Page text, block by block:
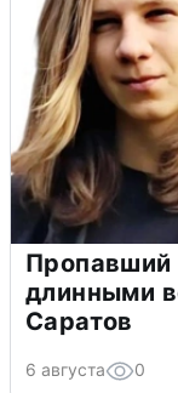
Пропавший
длинными
Саратов
6 августа 0